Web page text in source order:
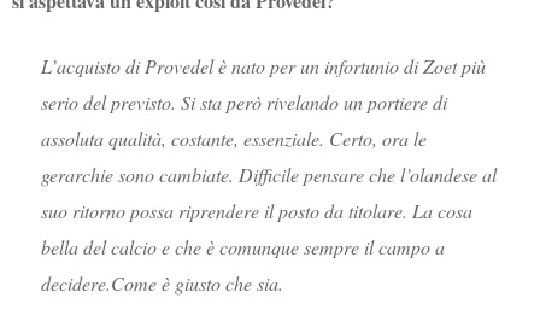
L’acquisto di Provedel è nato per un infortunio di Zoet più
serio del previsto. Si sta però rivelando un portiere di
assoluta qualità, costante, essenziale. Certo, ora le
gerarchie sono cambiate. Difficile pensare che l’olandese al
suo ritorno possa riprendere il posto da titolare. La cosa
bella del calcio e che è comunque sempre il campo a
decidere.Come è giusto che sia.